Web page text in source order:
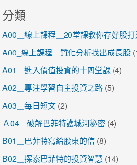
分類
A00＿線上課程＿20堂課教你存好股
A00_線上課程＿質化分析找出成長股
A01＿進入價值投資的十四堂課 (4)
A02＿專注學習自主投資之路 (5)
A03＿每日短文 (2)
Ａ04＿破解巴菲特護城河秘密 (4)
B01＿巴菲特寫給股東的信 (8)
B02＿探索巴菲特的投資智慧 (14)